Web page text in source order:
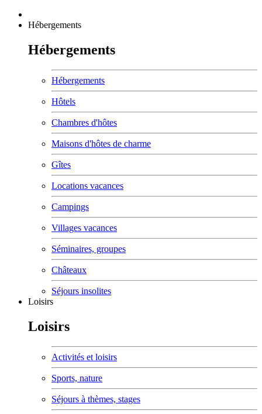
Hébergements
Hébergements
Hébergements
Hôtels
Chambres d'hôtes
Maisons d'hôtes de charme
Gîtes
Locations vacances
Campings
Villages vacances
Séminaires, groupes
Châteaux
Séjours insolites
Loisirs
Loisirs
Activités et loisirs
Sports, nature
Séjours à thèmes, stages